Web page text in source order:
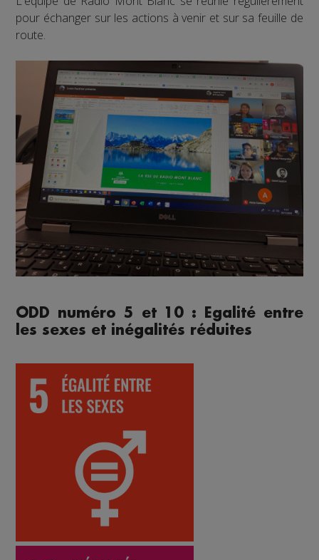
pour échanger sur les actions à venir et sur sa feuille de
route.
ODD numéro 5 et 10 : Egalité entre
les sexes et inégalités réduites